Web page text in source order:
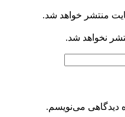
منتشر خواهد شد.
نخواهد شد.
دیدگاهی می‌نویسم.